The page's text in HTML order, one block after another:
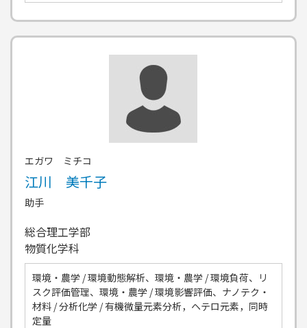
エガワ ミチコ
江川 美千子
助手
総合理工学部
物質化学科
環境・農学 / 環境動態解析、環境・農学 / 環境負荷、リ
スク評価管理、環境・農学 / 環境影響評価、ナノテク・
材料 / 分析化学 / 有機微量元素分析，ヘテロ元素，同時
定量